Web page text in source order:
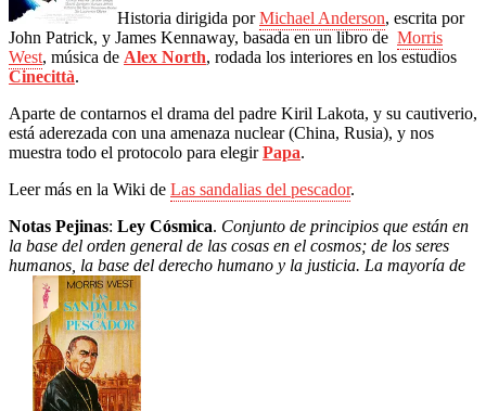
Historia dirigida porMichael Anderson, escrita por
John Patrick, y James Kennaway, basada en un libro de Morris
West, música de Alex North, rodada los interiores en los estudios
Cinecittà.
Aparte de contarnos el drama del padre Kiril Lakota, y su cautiverio,
está aderezada con una amenaza nuclear (China, Rusia), y nos
muestra todo el protocolo para elegirPapa.
Leer más en la Wiki de Las sandalias del pescador.
Notas Pejinas: Ley Cósmica. Conjunto de principios que están en
la base del orden general de las cosas en el cosmos; de los seres
humanos, la base del derecho humano y la justicia. La mayoría de